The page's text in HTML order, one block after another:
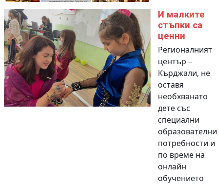
И малките
стъпки са
ценни
Регионалният
център –
Кърджали, не
оставя
необхванато
дете със
специални
образователни
потребности и
по време на
онлайн
обучението